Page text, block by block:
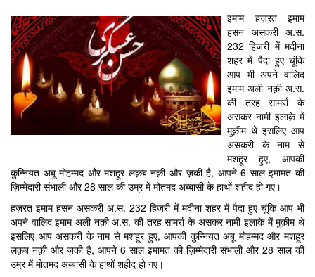
इमाम हज़रत इमाम
हसन असकरी अ.स.
232 हिजरी में मदीना
शहर में पैदा हुए चूंकि
आप भी अपने वालिद
इमाम अली नक़ी अ.स.
की तरह सामर्रा के
असकर नामी इलाक़े में
मुक़ीम थे इसलिए आप
असकरी के नाम से
मशहूर हुए, आपकी
कुन्नियत अबू मोहम्मद और मशहूर लक़ब नक़ी और ज़की है, आपने 6 साल इमामत की
ज़िम्मेदारी संभाली और 28 साल की उम्र में मोतमद अब्बासी के हाथों शहीद हो गए।
हज़रत इमाम हसन असकरी अ.स. 232 हिजरी में मदीना शहर में पैदा हुए चूंकि आप भी
अपने वालिद इमाम अली नक़ी अ.स. की तरह सामर्रा के असकर नामी इलाक़े में मुक़ीम थे
इसलिए आप असकरी के नाम से मशहूर हुए, आपकी कुन्नियत अबू मोहम्मद और मशहूर
लक़ब नक़ी और ज़की है, आपने 6 साल इमामत की ज़िम्मेदारी संभाली और 28 साल की
उम्र में मोतमद अब्बासी के हाथों शहीद हो गए।